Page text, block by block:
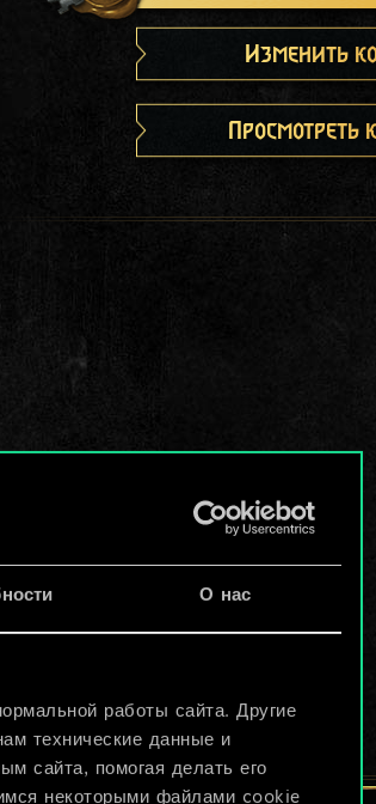
О нас
работы сайта. Другие
технические данные и
сайта, помогая делать его
некоторыми файлами cookie
Изменить
Просмотреть